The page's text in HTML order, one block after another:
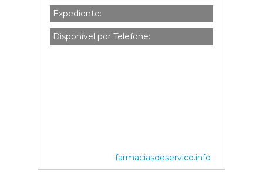
Expediente:
Disponível por Telefone:
farmaciasdeservico.info